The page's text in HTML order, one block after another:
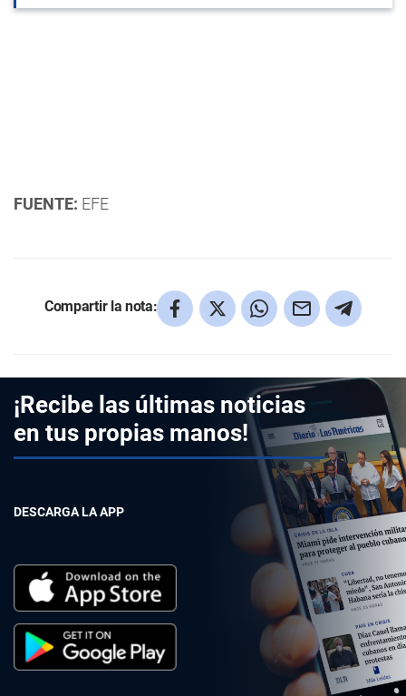
FUENTE: EFE
Compartir la nota:
¡Recibe las últimas noticias
en tus propias manos!
DESCARGA LA APP